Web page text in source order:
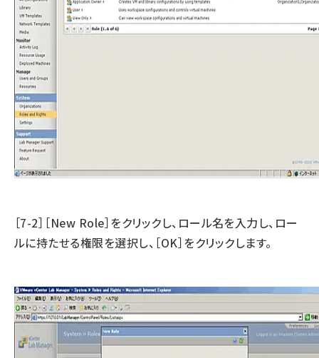
［7-2］［New Role］をクリックし、ロール名を入力し、ロー
ルに持たせる権限を選択し、［OK］をクリックします。